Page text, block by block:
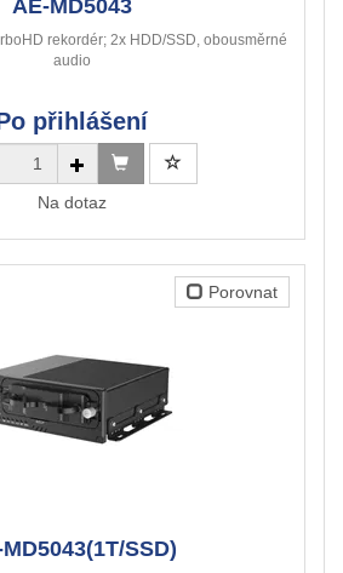
AE-MD5043
rekordér; 2x HDD/SSD, obousměrné
audio
přihlášení
Na dotaz
Porovnat
SSD)